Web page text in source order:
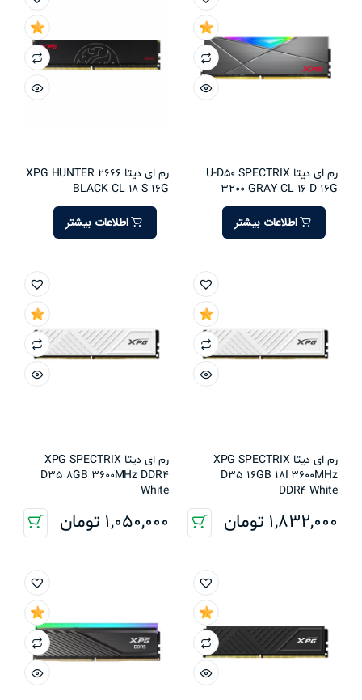
رم ای دیتا U-D50 SPECTRIX
3200 GRAY CL 16 D 16G
اطلاعات بیشتر
رم ای دیتا XPG HUNTER 2666
BLACK CL 18 S 16G
اطلاعات بیشتر
رم ای دیتا XPG SPECTRIX
D35 16GB 18I 3600MHz
DDR4 White
1,832,000 تومان
رم ای دیتا XPG SPECTRIX
D35 8GB 3600MHz DDR4
White
1,050,000 تومان